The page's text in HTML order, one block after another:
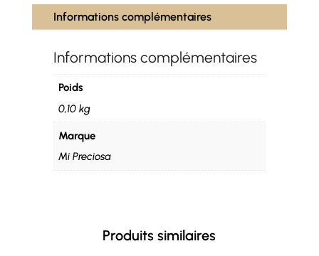
Informations complémentaires
Informations complémentaires
Poids
0,10 kg
Marque
Mi Preciosa
Produits similaires